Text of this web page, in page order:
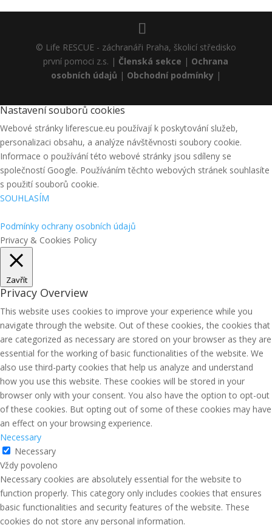
© Life RESCUE - záchranáři Praha, školicí středisko
první pomoci z.s. | Členská sekce | Ochrana
osobních údajů | Obchodní podmínky |
Nastavení souborů cookies
Webové stránky liferescue.eu používají k poskytování služeb,
personalizaci obsahu, a analýze návštěvnosti soubory cookie.
Informace o používání této webové stránky jsou sdíleny se
společností Google. Používáním těchto webových stránek souhlasíte
s použití souborů cookie.
SOUHLASÍM
Podmínky ochrany osobních údajů
Privacy & Cookies Policy
Zavřít
Privacy Overview
This website uses cookies to improve your experience while you
navigate through the website. Out of these cookies, the cookies that
are categorized as necessary are stored on your browser as they are
essential for the working of basic functionalities of the website. We
also use third-party cookies that help us analyze and understand
how you use this website. These cookies will be stored in your
browser only with your consent. You also have the option to opt-out
of these cookies. But opting out of some of these cookies may have
an effect on your browsing experience.
Necessary
Necessary
Vždy povoleno
Necessary cookies are absolutely essential for the website to
function properly. This category only includes cookies that ensures
basic functionalities and security features of the website. These
cookies do not store any personal information.